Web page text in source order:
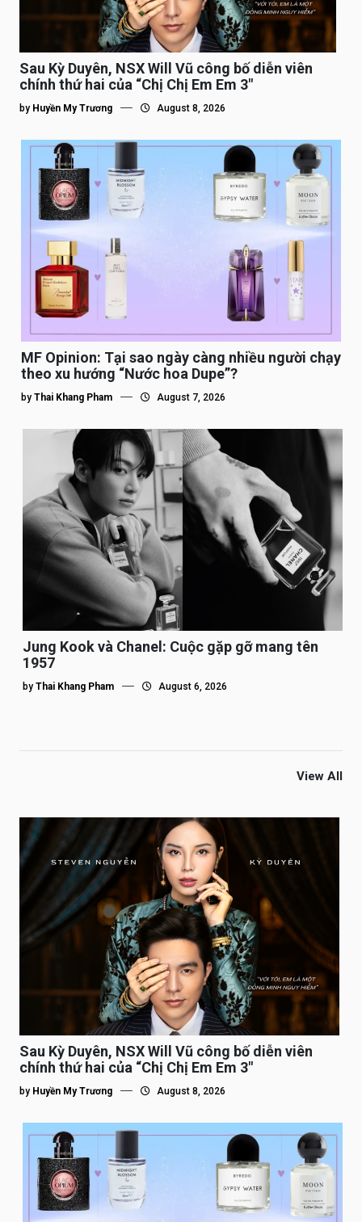
Sau Kỳ Duyên, NSX Will Vũ công bố diễn viên
chính thứ hai của “Chị Chị Em Em 3″
by Huyền My Trương August 8, 2026
MF Opinion: Tại sao ngày càng nhiều người chạy
theo xu hướng “Nước hoa Dupe”?
by Thai Khang Pham August 7, 2026
Jung Kook và Chanel: Cuộc gặp gỡ mang tên
1957
by Thai Khang Pham August 6, 2026
View All
Sau Kỳ Duyên, NSX Will Vũ công bố diễn viên
chính thứ hai của “Chị Chị Em Em 3″
by Huyền My Trương August 8, 2026